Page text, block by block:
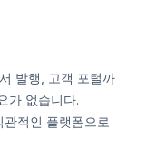
발행, 고객 포털까
가 없습니다.
적인 플랫폼으로